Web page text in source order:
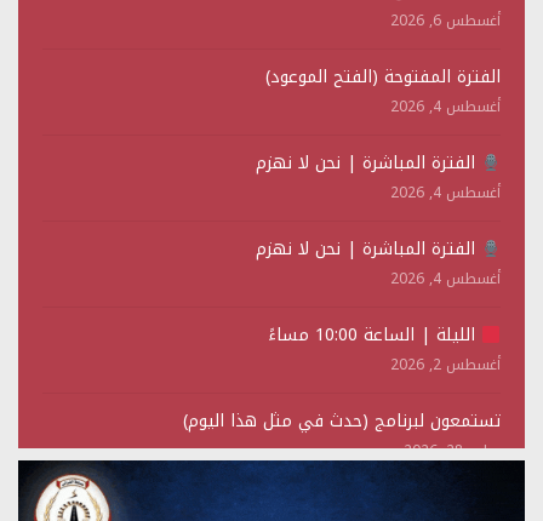
أغسطس 6, 2026
الفترة المفتوحة (الفتح الموعود)
أغسطس 4, 2026
الفترة المباشرة | نحن لا نهزم
أغسطس 4, 2026
الفترة المباشرة | نحن لا نهزم
أغسطس 4, 2026
الليلة | الساعة 10:00 مساءً
أغسطس 2, 2026
تستمعون لبرنامج (حدث في مثل هذا اليوم)
يوليو 28, 2026
(نحن لا نهزم) بث مباشر